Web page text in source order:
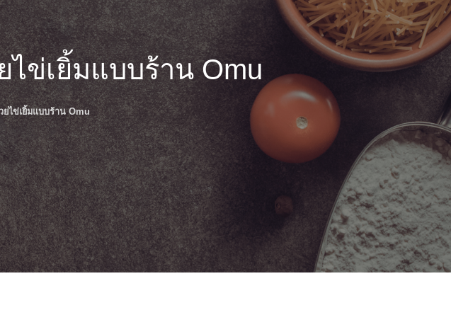
ข่เยิ้มแบบร้าน Omu
ไข่เยิ้มแบบร้าน Omu